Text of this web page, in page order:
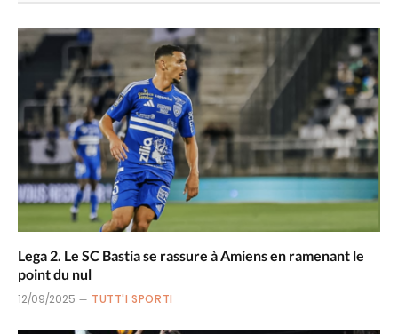
Lega 2. Le SC Bastia se rassure à Amiens en ramenant le
point du nul
12/09/2025 TUTT'I SPORTI